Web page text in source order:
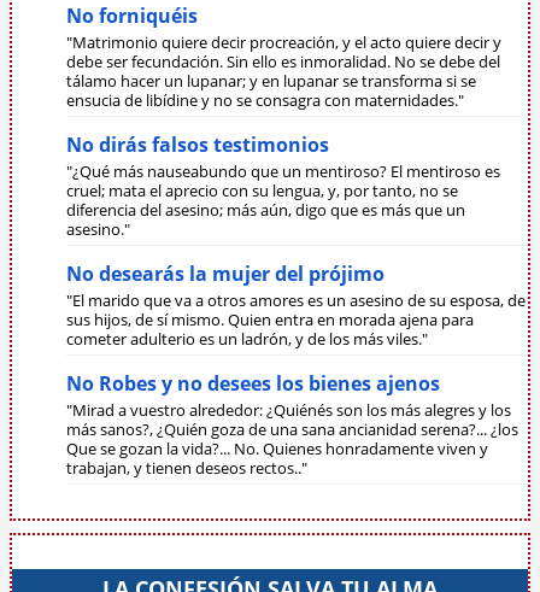
No forniquéis
"Matrimonio quiere decir procreación, y el acto quiere decir y
debe ser fecundación. Sin ello es inmoralidad. No se debe del
tálamo hacer un lupanar; y en lupanar se transforma si se
ensucia de libídine y no se consagra con maternidades."
No dirás falsos testimonios
"¿Qué más nauseabundo que un mentiroso? El mentiroso es
cruel; mata el aprecio con su lengua, y, por tanto, no se
diferencia del asesino; más aún, digo que es más que un
asesino."
No desearás la mujer del prójimo
"El marido que va a otros amores es un asesino de su esposa, de
sus hijos, de sí mismo. Quien entra en morada ajena para
cometer adulterio es un ladrón, y de los más viles."
No Robes y no desees los bienes ajenos
"Mirad a vuestro alrededor: ¿Quiénés son los más alegres y los
más sanos?, ¿Quién goza de una sana ancianidad serena?... ¿los
Que se gozan la vida?... No. Quienes honradamente viven y
trabajan, y tienen deseos rectos.."